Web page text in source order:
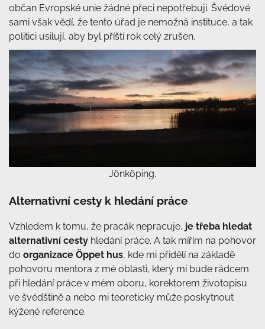
občan Evropské unie žádné přeci nepotřebuji. Švédové
sami však vědí, že tento úřad je nemožná instituce, a tak
politici usilují, aby byl příští rok celý zrušen.
Jönköping.
Alternativní cesty k hledání práce
Vzhledem k tomu, že pracák nepracuje, je třeba hledat
alternativní cesty hledání práce. A tak mířím na pohovor
do organizace Öppet hus, kde mi přidělí na základě
pohovoru mentora z mé oblasti, který mi bude rádcem
při hledání práce v mém oboru, korektorem životopisu
ve švédštině a nebo mi teoreticky může poskytnout
kýžené reference.